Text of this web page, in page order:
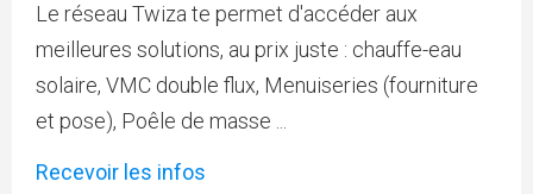
Le réseau Twiza te permet d'accéder aux
meilleures solutions, au prix juste : chauffe-eau
solaire, VMC double flux, Menuiseries (fourniture
et pose), Poêle de masse ...
Recevoir les infos